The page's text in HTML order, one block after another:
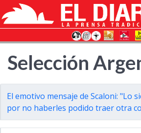
Selección
El emotivo mensaje de Scaloni: "Lo
por no haberles podido traer otra